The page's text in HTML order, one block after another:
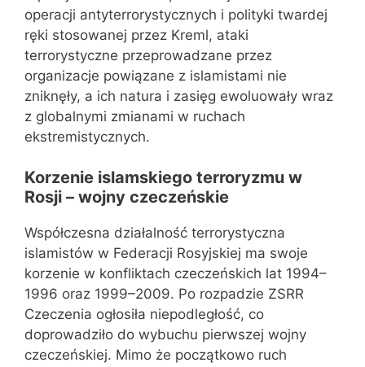
operacji antyterrorystycznych i polityki twardej
ręki stosowanej przez Kreml, ataki
terrorystyczne przeprowadzane przez
organizacje powiązane z islamistami nie
zniknęły, a ich natura i zasięg ewoluowały wraz
z globalnymi zmianami w ruchach
ekstremistycznych.
Korzenie islamskiego terroryzmu w
Rosji – wojny czeczeńskie
Współczesna działalność terrorystyczna
islamistów w Federacji Rosyjskiej ma swoje
korzenie w konfliktach czeczeńskich lat 1994–
1996 oraz 1999–2009. Po rozpadzie ZSRR
Czeczenia ogłosiła niepodległość, co
doprowadziło do wybuchu pierwszej wojny
czeczeńskiej. Mimo że początkowo ruch